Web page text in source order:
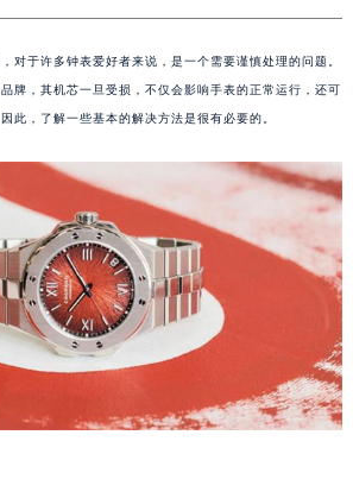
对于许多钟表爱好者来说，是一个需要谨慎处理的问题。
牌，其机芯一旦受损，不仅会影响手表的正常运行，还可
此，了解一些基本的解决方法是很有必要的。